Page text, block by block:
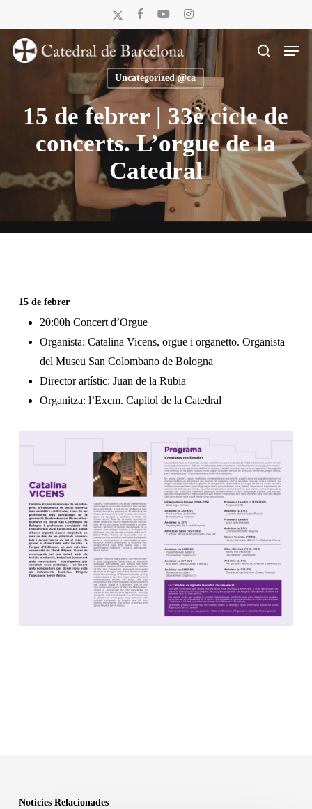
to
main
x-
twitter
facebookyoutube instagram
search
Menu
Uncategorized @ca
15 de febrer | 33è cicle de
concerts. L’orgue de la
Catedral
15 de febrer
20:00h Concert d’Orgue
Organista: Catalina Vicens, orgue i organetto. Organista
del Museu San Colombano de Bologna
Director artístic: Juan de la Rubia
Organitza: l’Excm. Capítol de la Catedral
Notícies Relacionades